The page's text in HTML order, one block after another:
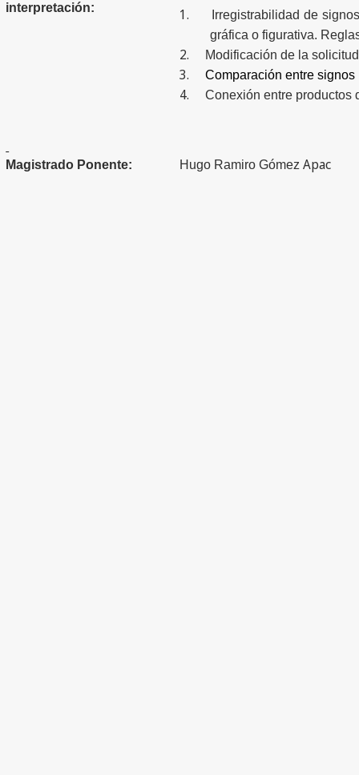
interpretación:
1. Irregistrabilidad de
gráfica o figurativa.
2. Modificación de la
3. Comparación entre
4. Conexión entre productos
Magistrado Ponente: Hugo Ramiro GómezApac